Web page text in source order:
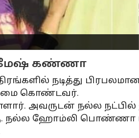
என்பதும்
கண்ணா
நடித்து
கொண்டவர்.
அவருடன் நல்ல
நல்ல ஹோம்லி பொண்ணா